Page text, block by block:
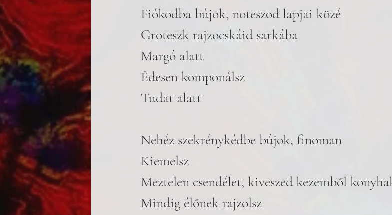
Fiókodba bújok, noteszod lapjai közé
Groteszk rajzocskáid sarkába
Margó alatt
Édesen komponálsz
Tudat alatt
Nehéz szekrénykédbe bújok, finoman
Kiemelsz
Meztelen csendélet, kiveszed kezemből
Mindig élőnek rajzolsz